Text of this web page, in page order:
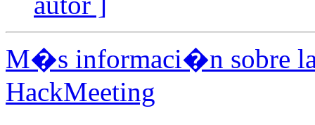
M�s informaci�n sobre
HackMeeting